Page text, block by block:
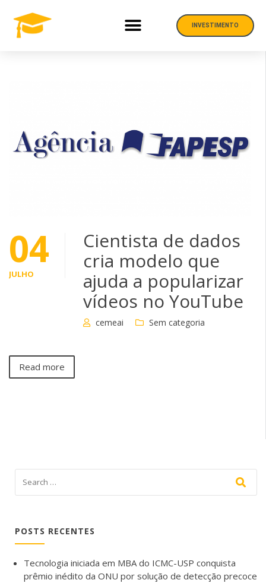
INVESTIMENTO
04
JULHO
Cientista de dados
cria modelo que
ajuda a popularizar
vídeos no YouTube
cemeai Sem categoria
Read more
POSTS RECENTES
Tecnologia iniciada em MBA do ICMC-USP conquista
prêmio inédito da ONU por solução de detecção precoce